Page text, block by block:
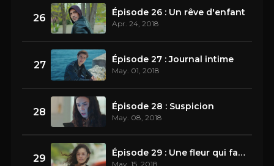
26 Épisode 26 : Un rêve d'enfant
Apr. 24, 2018
27 Épisode 27 : Journal intime
May. 01, 2018
28 Épisode 28 : Suspicion
May. 08, 2018
29 Épisode 29 : Une fleur qui fane
May. 15, 2018